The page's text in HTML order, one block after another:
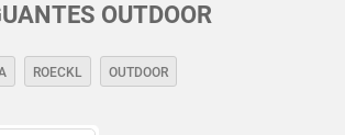
OUTDOOR
ROECKL OUTDOOR